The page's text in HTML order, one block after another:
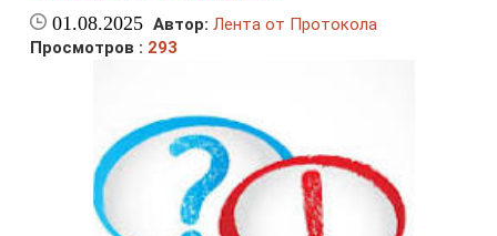
01.08.2025 Автор: Лента от Протокола
Просмотров : 293